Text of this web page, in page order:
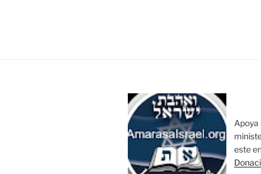
Apoya
este